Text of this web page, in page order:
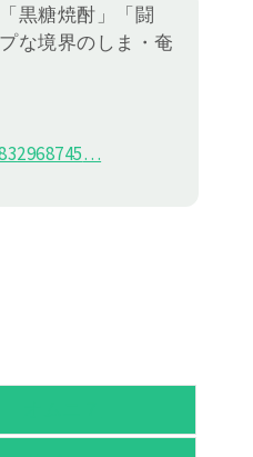
黒糖焼酎」「闘
な境界のしま・奄
2968745…